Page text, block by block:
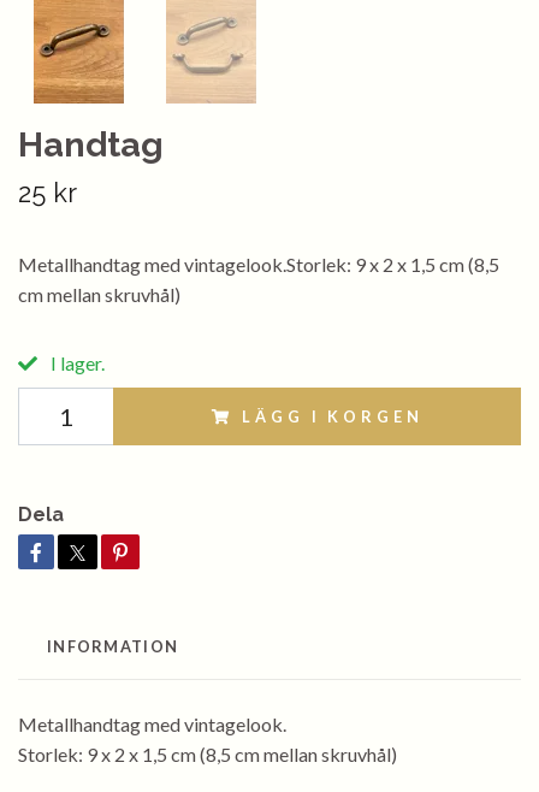
Handtag
25 kr
Metallhandtag med vintagelook.Storlek: 9 x 2 x 1,5 cm (8,5
cm mellan skruvhål)
I lager.
LÄGG I KORGEN
Dela
INFORMATION
Metallhandtag med vintagelook.
Storlek: 9 x 2 x 1,5 cm (8,5 cm mellan skruvhål)